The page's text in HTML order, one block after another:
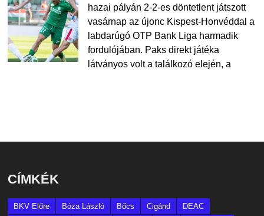
hazai pályán 2-2-es döntetlent játszott
vasárnap az újonc Kispest-Honvéddal a
labdarúgó OTP Bank Liga harmadik
fordulójában. Paks direkt játéka
látványos volt a találkozó elején, a
CÍMKÉK
BKV Előre Bóza László Bőcs Cigánd
DEAC